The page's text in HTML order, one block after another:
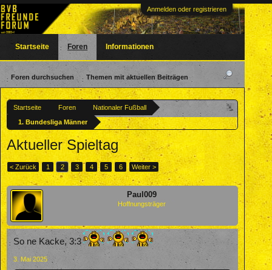
Anmelden oder registrieren
Startseite Foren
Nationaler Fußball
1. Bundesliga Männer
Aktueller Spieltag
< Zurück 1 2 3 4 5 6 Weiter >
Paul009
Hoffnungsträger
So ne Kacke, 3:3
3. Mai 2025
Startseite Foren
Foren durchsuchen Themen mit aktuellen Beiträgen
Informationen